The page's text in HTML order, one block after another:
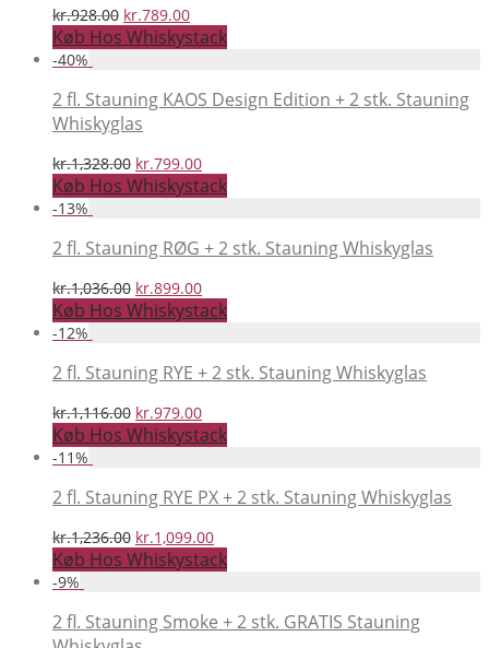
kr.928.00 Den
oprindelige
pris
kr.928.00.
kr.789.00Den
aktuelle
pris
kr.789.00.
Køb Hos Whiskystack
-40%
2 fl. Stauning KAOS Design Edition + 2 stk. Stauning
Whiskyglas
kr.1,328.00 Den
oprindelige
pris
kr.1,328.00.
kr.799.00Den
aktuelle
pris
kr.799.00.
Køb Hos Whiskystack
-13%
2 fl. Stauning RØG + 2 stk. Stauning Whiskyglas
kr.1,036.00 Den
oprindelige
pris
kr.1,036.00.
kr.899.00Den
aktuelle
pris
kr.899.00.
Køb Hos Whiskystack
-12%
2 fl. Stauning RYE + 2 stk. Stauning Whiskyglas
kr.1,116.00 Den
oprindelige
pris
kr.1,116.00.
kr.979.00Den
aktuelle
pris
kr.979.00.
Køb Hos Whiskystack
-11%
2 fl. Stauning RYE PX + 2 stk. Stauning Whiskyglas
kr.1,236.00 Den
oprindelige
pris
kr.1,236.00.
kr.1,099.00Den
aktuelle
pris
kr.1,099.00.
Køb Hos Whiskystack
-9%
2 fl. Stauning Smoke + 2 stk. GRATIS Stauning